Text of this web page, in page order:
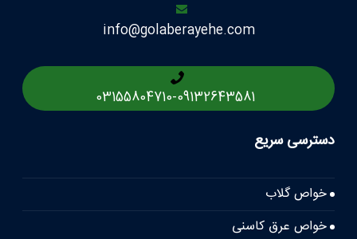
info@golaberayehe.com
03155804710-09132643581
دسترسی سریع
خواص گلاب
خواص عرق کاسنی